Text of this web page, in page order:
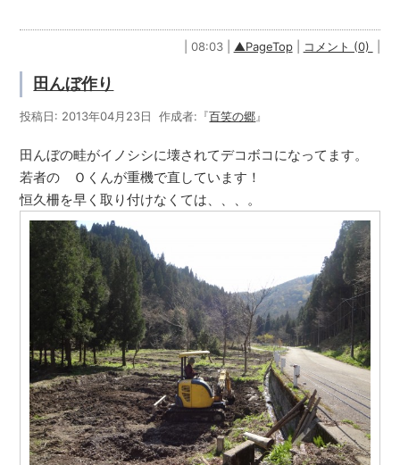
| 08:03 | ▲PageTop| コメント (0)
田んぼ作り
投稿日: 2013年04月23日 作成者:『百笑の郷』
田んぼの畦がイノシシに壊されてデコボコになってます。
若者の Ｏくんが重機で直しています！
恒久柵を早く取り付けなくては、、、。